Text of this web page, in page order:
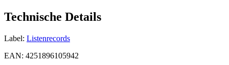
Technische Details
Label: Listenrecords
EAN: 4251896105942